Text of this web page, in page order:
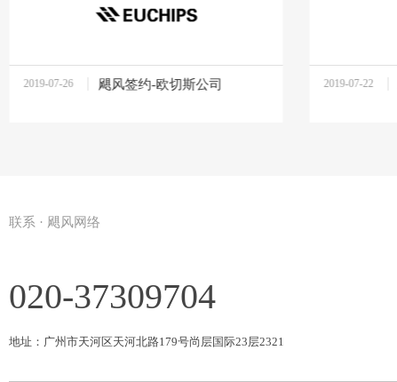
2019-07-26
飓风签约-欧切斯公司
2019-07-22
联系 · 飓风网络
020-37309704
地址：广州市天河区天河北路179号尚层国际23层2321